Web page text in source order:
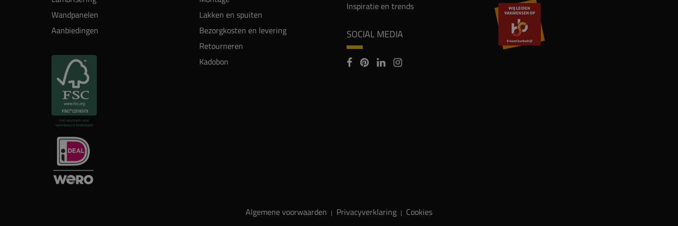
Wandpanelen
Aanbiedingen
Lakken en spuiten
Bezorgkosten en levering
Retourneren
Kadobon
Inspiratie en trends
SOCIAL MEDIA
Algemene voorwaarden | Privacyverklaring | Cookies